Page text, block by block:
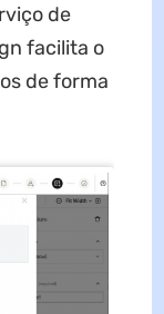
de
facilita o
de forma